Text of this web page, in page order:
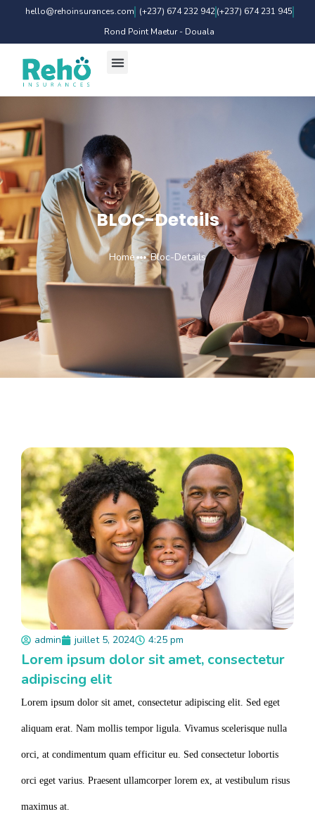
hello@rehoinsurances.com (+237) 674 232 942 (+237) 674 231 945
Rond Point Maetur - Douala
BLOC-Details
Home Bloc-Details
admin juillet 5, 2024 4:25 pm
Lorem ipsum dolor sit amet, consectetur
adipiscing elit
Lorem ipsum dolor sit amet, consectetur adipiscing elit. Sed eget
aliquam erat. Nam mollis tempor ligula. Vivamus scelerisque nulla
orci, at condimentum quam efficitur eu. Sed consectetur lobortis
orci eget varius. Praesent ullamcorper lorem ex, at vestibulum risus
maximus at.